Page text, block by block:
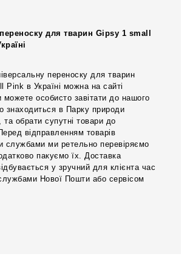
для тварин Gipsy 1 small
переноску для тварин
Pink в Україні можна на сайті
можете особисто завітати до нашого
знаходиться в Парку природи
обрати супутні товари до
відправленням товарів
службами ми ретельно перевіряємо
пакуємо їх. Доставка
у зручний для клієнта час
Нової Пошти або сервісом